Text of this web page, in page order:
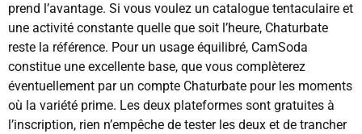
prend l’avantage. Si vous voulez un catalogue tentaculaire et
une activité constante quelle que soit l’heure, Chaturbate
reste la référence. Pour un usage équilibré, CamSoda
constitue une excellente base, que vous complèterez
éventuellement par un compte Chaturbate pour les moments
où la variété prime. Les deux plateformes sont gratuites à
l’inscription, rien n’empêche de tester les deux et de trancher